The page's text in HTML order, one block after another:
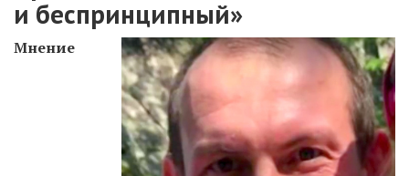
и беспринципный»
Мнение